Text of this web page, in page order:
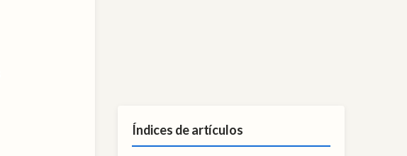
Índices de artículos